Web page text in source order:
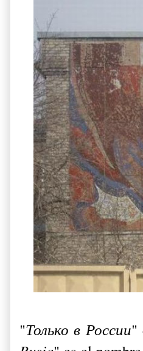
"Только в России"